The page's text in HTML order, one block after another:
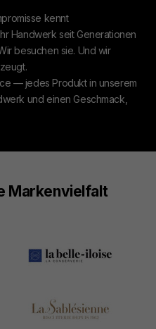
kennt
Handwerk seit Generationen
besuchen sie. Und wir
— jedes Produkt in unserem
und einen Geschmack,
Markenvielfalt